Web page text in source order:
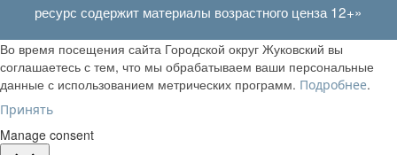
ресурс содержит материалы возрастного ценза 12+»
Во время посещения сайта Городской округ Жуковский вы
соглашаетесь с тем, что мы обрабатываем ваши персональные
данные с использованием метрических программ. Подробнее.
Принять
Manage consent